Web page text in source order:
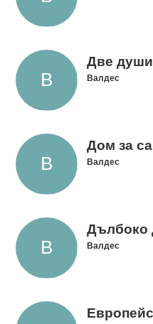
Две
Валдес
Дом за
Валдес
Дълбоко
Валдес